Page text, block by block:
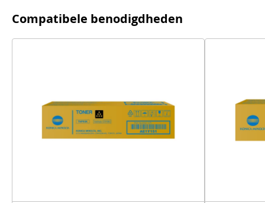
Compatibele benodigdheden